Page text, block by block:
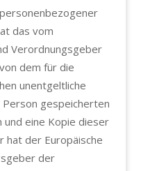
das vom
Verordnungsgeber
dem für die
unentgeltliche
gespeicherten
eine Kopie dieser
hat der Europäische
der